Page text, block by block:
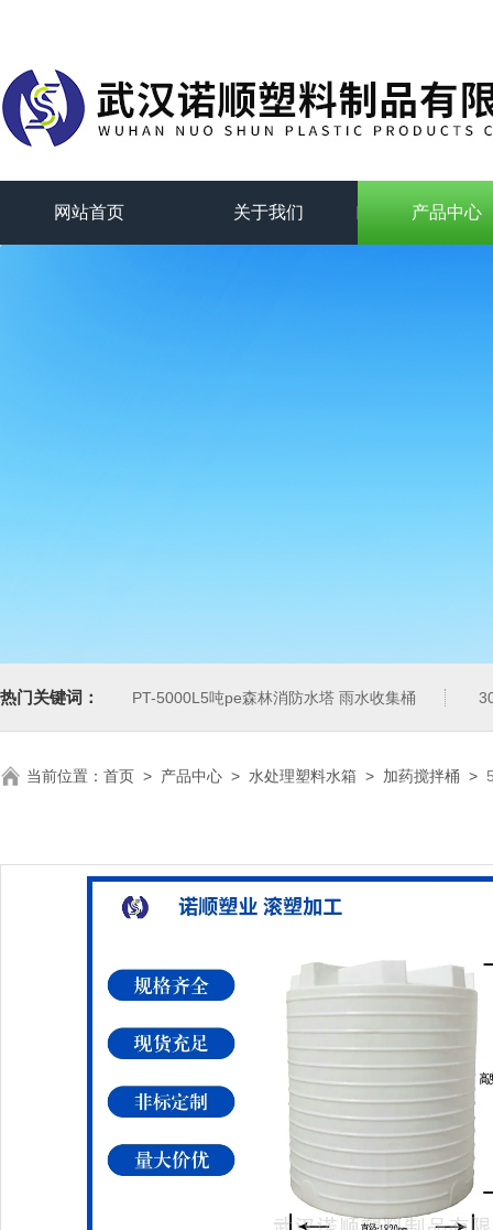
网站首页 关于我们 产品中心
热门关键词： PT-5000L5吨pe森林消防水塔 雨水收集桶
当前位置： 首页 > 产品中心 > 水处理塑料水箱 > 加药搅拌桶 >